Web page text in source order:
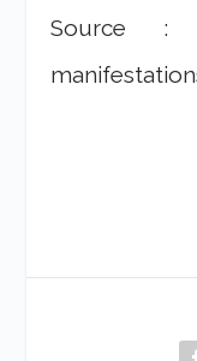
Source :